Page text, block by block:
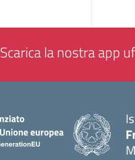
Scarica la nostra app